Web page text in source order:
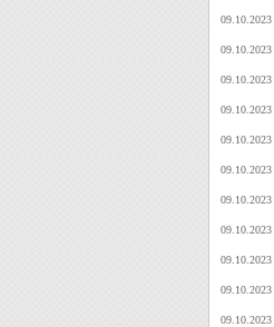
09.10.2023
09.10.2023
09.10.2023
09.10.2023
09.10.2023
09.10.2023
09.10.2023
09.10.2023
09.10.2023
09.10.2023
09.10.2023